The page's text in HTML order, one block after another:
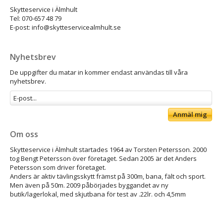
Skytteservice i Älmhult
Tel: 070-657 48 79
E-post: info@skytteservicealmhult.se
Nyhetsbrev
De uppgifter du matar in kommer endast användas till våra
nyhetsbrev.
Anmäl mig
Om oss
Skytteservice i Älmhult startades 1964 av Torsten Petersson. 2000
tog Bengt Petersson över företaget. Sedan 2005 är det Anders
Petersson som driver företaget.
Anders är aktiv tävlingsskytt främst på 300m, bana, fält och sport.
Men även på 50m. 2009 påbörjades byggandet av ny
butik/lagerlokal, med skjutbana för test av .22lr. och 4,5mm